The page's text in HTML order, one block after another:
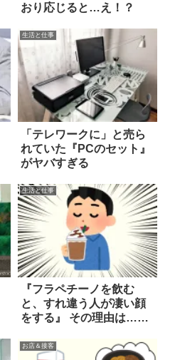
おり応じると…え！？
生活と仕事
「テレワークに」と売ら
れていた『PCのセット』
がヤバすぎる
生活と仕事
『フラペチーノを飲む
と、すれ違う人が凄い顔
をする』 その理由は…
お店＆接客